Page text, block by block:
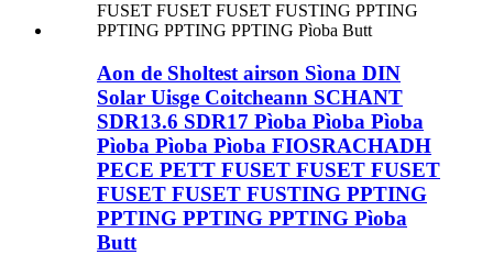
Aon de Sholtest airson Sìona DIN
Solar Uisge Coitcheann SCHANT
SDR13.6 SDR17 Pìoba Pìoba Pìoba
Pìoba Pìoba Pìoba FIOSRACHADH
PECE PETT FUSET FUSET FUSET
FUSET FUSET FUSTING PPTING
PPTING PPTING PPTING Pìoba
Butt